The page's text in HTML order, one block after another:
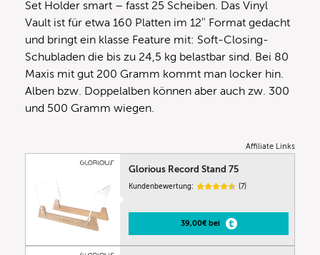
Set Holder smart – fasst 25 Scheiben. Das Vinyl
Vault ist für etwa 160 Platten im 12″ Format gedacht
und bringt ein klasse Feature mit: Soft-Closing-
Schubladen die bis zu 24,5 kg belastbar sind. Bei 80
Maxis mit gut 200 Gramm kommt man locker hin.
Alben bzw. Doppelalben können aber auch zw. 300
und 500 Gramm wiegen.
Affiliate Links
Glorious Record Stand 75
Kundenbewertung: (7)
39,00€ bei